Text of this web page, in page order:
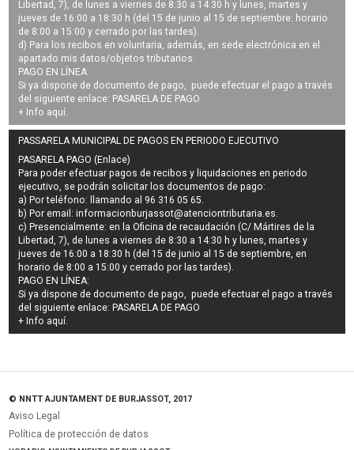
Libertad, 7), de lunes a viernes de 8:30 a 14:30 h y lunes, martes y
jueves de 16:00 a 18:30 h (del 15 de junio al 15 de septiembre: horario
de 8:00 a 15:00 y cerrado por las tardes).
d) Para los recibos en voluntaria, además, en sede electrónica en el
apartado mis datos/objetos tributarios.
PAGO EN LÍNEA:
Si ya dispone de documento de pago, puede efectuar el pago a través
del siguiente enlace: PASARELA DE PAGO
+ Info aquí
PASSARELA MUNICIPAL DE PAGOS EN PERIODO EJECUTIVO
PASARELA PAGO (Enlace)
Para poder efectuar pagos derecibos y liquidaciones en periodo
ejecutivo, se podrán solicitar los documentos de pago:
a) Por teléfono: llamando al 96 316 05 65.
b) Por email:informacionburjassot@atenciontributaria.es.
c) Presencialmente: en la Oficina de recaudación (C/ Mártires de la
Libertad, 7), de lunes a viernes de 8:30 a 14:30 h y lunes, martes y
jueves de 16:00 a 18:30 h (del 15 de junio al 15 de septiembre, en
horario de 8:00 a 15:00 y cerrado por las tardes).
PAGO EN LÍNEA:
Si ya dispone de documento de pago, puede efectuar el pago a través
del siguiente enlace:PASARELA DE PAGO
+ Info aquí.
© NNTT AJUNTAMENT DE BURJASSOT, 2017
Aviso Legal
Política de protección de datos